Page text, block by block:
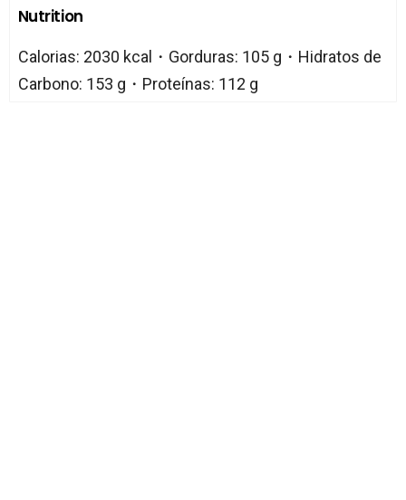
Nutrition
Calorias: 2030 kcal・Gorduras: 105 g・Hidratos de
Carbono: 153 g・Proteínas: 112 g